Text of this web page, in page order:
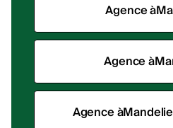
Agence à
Agence à
Agence à